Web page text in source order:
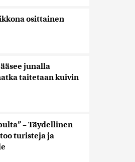
osittainen
junalla
taitetaan kuivin
– Täydellinen
turisteja ja